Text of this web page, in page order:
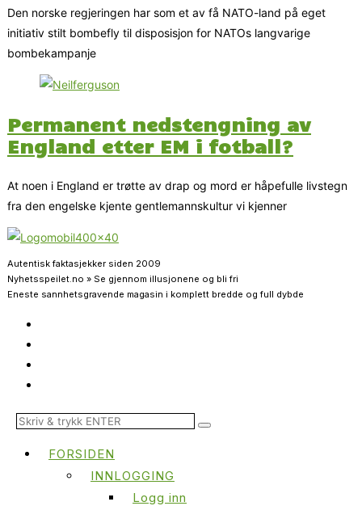
Den norske regjeringen har som et av få NATO-land på eget
initiativ stilt bombefly til disposisjon for NATOs langvarige
bombekampanje
Permanent nedstengning av
England etter EM i fotball?
At noen i England er trøtte av drap og mord er håpefulle livstegn
fra den engelske kjente gentlemannskultur vi kjenner
Autentisk faktasjekker siden 2009
Nyhetsspeilet.no » Se gjennom illusjonene og bli fri
Eneste sannhetsgravende magasin i komplett bredde og full dybde
FORSIDEN
INNLOGGING
Logg inn